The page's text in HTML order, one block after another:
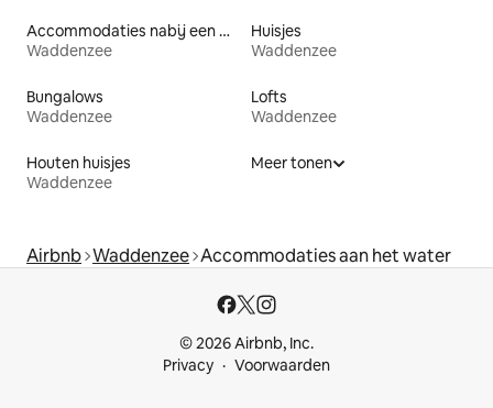
Accommodaties nabij een meer
Waddenzee
Huisjes
Waddenzee
Bungalows
Waddenzee
Lofts
Waddenzee
Houten huisjes
Waddenzee
Meer tonen
Airbnb Waddenzee Accommodaties aan het water
© 2026 Airbnb, Inc.
Privacy
Voorwaarden